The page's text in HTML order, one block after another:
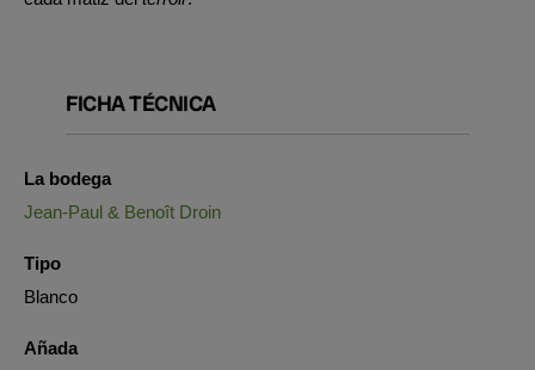
FICHA TÉCNICA
La bodega
Jean-Paul & Benoît Droin
Tipo
Blanco
Añada